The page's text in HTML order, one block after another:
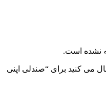
نشده است.
می کنید برای “صندلی اپنی